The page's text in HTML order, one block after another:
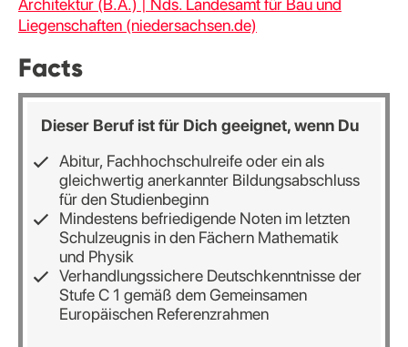
Architektur (B.A.) | Nds. Landesamt für Bau und
Liegenschaften (niedersachsen.de)
Facts
Dieser Beruf ist für Dich geeignet, wenn Du
Abitur, Fachhochschulreife oder ein als
gleichwertig anerkannter Bildungsabschluss
für den Studienbeginn
Mindestens befriedigende Noten im letzten
Schulzeugnis in den Fächern Mathematik
und Physik
Verhandlungssichere Deutschkenntnisse der
Stufe C 1 gemäß dem Gemeinsamen
Europäischen Referenzrahmen